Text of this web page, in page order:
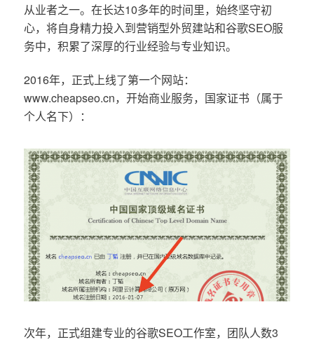
从业者之一。在长达10多年的时间里，始终坚守初
心，将自身精力投入到营销型外贸建站和谷歌SEO服
务中，积累了深厚的行业经验与专业知识。
2016年，正式上线了第一个网站：
www.cheapseo.cn，开始商业服务，国家证书（属于
个人名下）：
次年，正式组建专业的谷歌SEO工作室，团队人数3